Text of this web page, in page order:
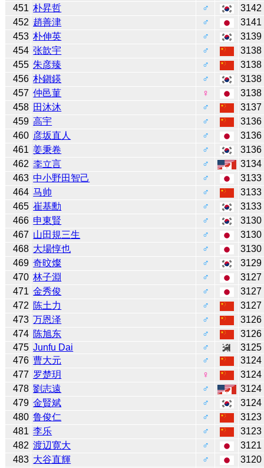
451 朴昇哲 ♂
3142
452 趙善津 ♂
3141
453 朴伸英 ♂
3139
454 张歆宇 ♂
3138
455 朱彦臻 ♂
3138
456 朴鎭鍈 ♂
3138
457 仲邑菫 ♀
3138
458 田沐沐 ♂
3137
459 高宇 ♂
3136
460 彦坂直人 ♂
3136
461 姜秉卷 ♂
3136
462 李立言 ♂
3134
463 中小野田智己 ♂
3133
464 马帅 ♂
3133
465 崔基勳 ♂
3133
466 申東賢 ♂
3130
467 山田規三生 ♂
3130
468 大場惇也 ♂
3130
469 奇旼燦 ♂
3129
470 林子淵 ♂
3127
471 金秀俊 ♂
3127
472 陈土力 ♂
3127
473 万恩泽 ♂
3126
474 陈旭东 ♂
3126
475 Junfu Dai ♂
3125
476 曹大元 ♂
3124
477 罗楚玥 ♀
3124
478 劉志遠 ♂
3124
479 金賢斌 ♂
3124
480 鲁俊仁 ♂
3123
481 李乐 ♂
3123
482 渡辺寛大 ♂
3121
483 大谷直輝 ♂
3120